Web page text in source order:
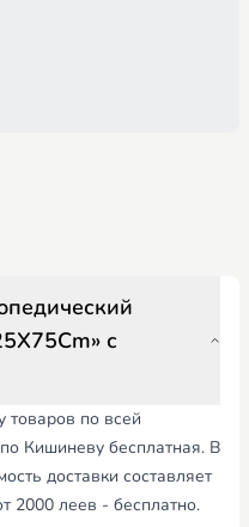
с
товаров по всей
Кишиневу бесплатная. В
доставки составляет
2000 леев - бесплатно.